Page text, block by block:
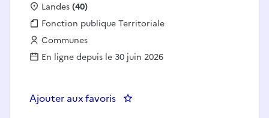
Localisation :
Landes(40)
Fonction publique :
Fonction publique Territoriale
Employeur :
Communes
En ligne depuis le 30 juin 2026
Ajouter aux favoris : Policier municipal -